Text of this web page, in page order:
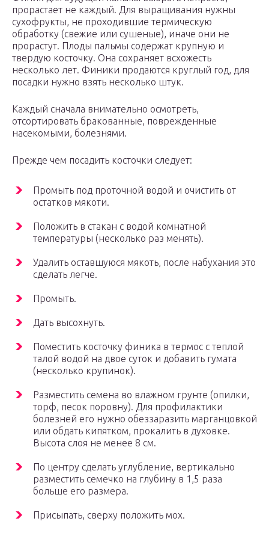
прорастает не каждый. Для выращивания нужны
сухофрукты, не проходившие термическую
обработку (свежие или сушеные), иначе они не
прорастут. Плоды пальмы содержат крупную и
твердую косточку. Она сохраняет всхожесть
несколько лет. Финики продаются круглый год, для
посадки нужно взять несколько штук.
Каждый сначала внимательно осмотреть,
отсортировать бракованные, поврежденные
насекомыми, болезнями.
Прежде чем посадить косточки следует:
Промыть под проточной водой и очистить от
остатков мякоти.
Положить в стакан с водой комнатной
температуры (несколько раз менять).
Удалить оставшуюся мякоть, после набухания это
сделать легче.
Промыть.
Дать высохнуть.
Поместить косточку финика в термос с теплой
талой водой на двое суток и добавить гумата
(несколько крупинок).
Разместить семена во влажном грунте (опилки,
торф, песок поровну). Для профилактики
болезней его нужно обеззаразить марганцовкой
или обдать кипятком, прокалить в духовке.
Высота слоя не менее 8 см.
По центру сделать углубление, вертикально
разместить семечко на глубину в 1,5 раза
больше его размера.
Присыпать, сверху положить мох.